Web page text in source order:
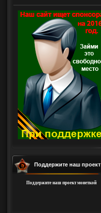
Поддержите наш проект
Поддержите наш проект монеткой